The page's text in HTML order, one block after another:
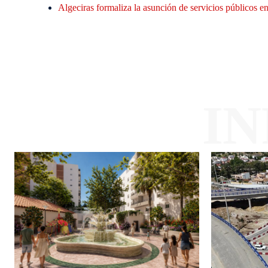
Algeciras formaliza la asunción de servicios públicos